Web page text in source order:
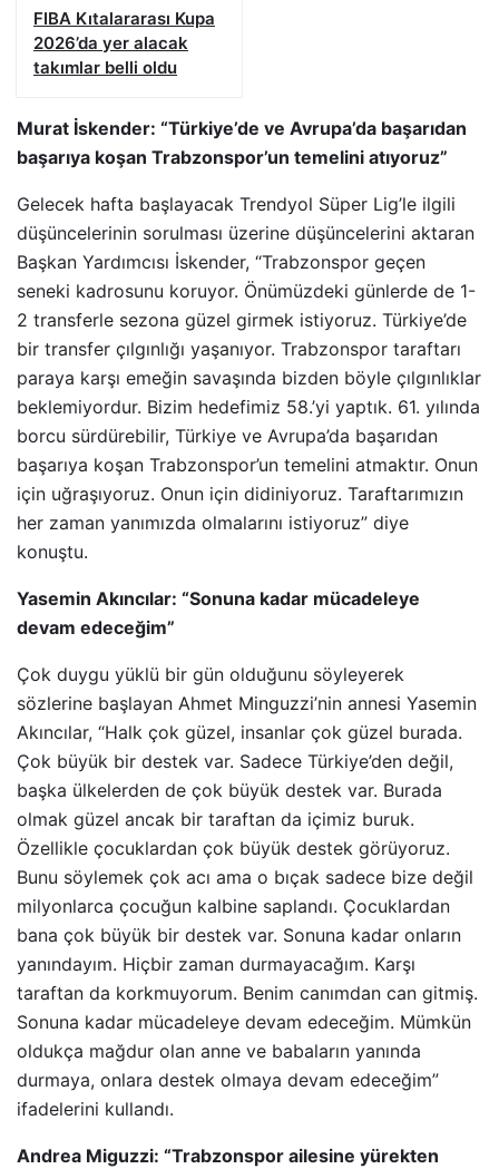
FIBA Kıtalararası Kupa
2026’da yer alacak
takımlar belli oldu
Murat İskender: “Türkiye’de ve Avrupa’da başarıdan
başarıya koşan Trabzonspor’un temelini atıyoruz”
Gelecek hafta başlayacak Trendyol Süper Lig’le ilgili
düşüncelerinin sorulması üzerine düşüncelerini aktaran
Başkan Yardımcısı İskender, “Trabzonspor geçen
seneki kadrosunu koruyor. Önümüzdeki günlerde de 1-
2 transferle sezona güzel girmek istiyoruz. Türkiye’de
bir transfer çılgınlığı yaşanıyor. Trabzonspor taraftarı
paraya karşı emeğin savaşında bizden böyle çılgınlıklar
beklemiyordur. Bizim hedefimiz 58.’yi yaptık. 61. yılında
borcu sürdürebilir, Türkiye ve Avrupa’da başarıdan
başarıya koşan Trabzonspor’un temelini atmaktır. Onun
için uğraşıyoruz. Onun için didiniyoruz. Taraftarımızın
her zaman yanımızda olmalarını istiyoruz” diye
konuştu.
Yasemin Akıncılar: “Sonuna kadar mücadeleye
devam edeceğim”
Çok duygu yüklü bir gün olduğunu söyleyerek
sözlerine başlayan Ahmet Minguzzi’nin annesi Yasemin
Akıncılar, “Halk çok güzel, insanlar çok güzel burada.
Çok büyük bir destek var. Sadece Türkiye’den değil,
başka ülkelerden de çok büyük destek var. Burada
olmak güzel ancak bir taraftan da içimiz buruk.
Özellikle çocuklardan çok büyük destek görüyoruz.
Bunu söylemek çok acı ama o bıçak sadece bize değil
milyonlarca çocuğun kalbine saplandı. Çocuklardan
bana çok büyük bir destek var. Sonuna kadar onların
yanındayım. Hiçbir zaman durmayacağım. Karşı
taraftan da korkmuyorum. Benim canımdan can gitmiş.
Sonuna kadar mücadeleye devam edeceğim. Mümkün
oldukça mağdur olan anne ve babaların yanında
durmaya, onlara destek olmaya devam edeceğim”
ifadelerini kullandı.
Andrea Miguzzi: “Trabzonspor ailesine yürekten